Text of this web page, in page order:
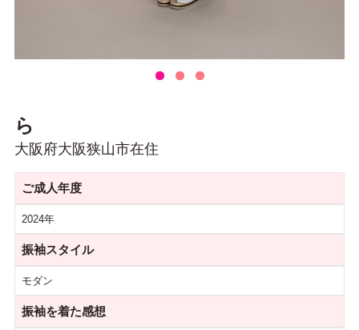
ら
大阪府大阪狭山市在住
ご成人年度
2024年
振袖スタイル
モダン
振袖を着た感想